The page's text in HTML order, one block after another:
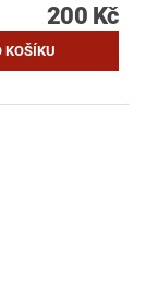
200 Kč